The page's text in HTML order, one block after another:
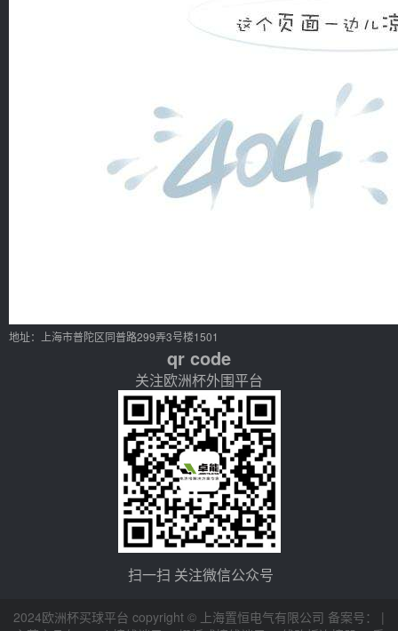
地址：上海市普陀区同普路299弄3号楼1501
qr code
关注欧洲杯外围平台
扫一扫 关注微信公众号
2024欧洲杯买球平台 copyright © 上海置恒电气有限公司 备案号： |